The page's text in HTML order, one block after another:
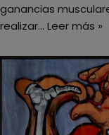
ganancias
realizar… Leer más »